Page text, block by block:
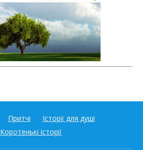
Притчі
Історії для душі
Коротенькі історії